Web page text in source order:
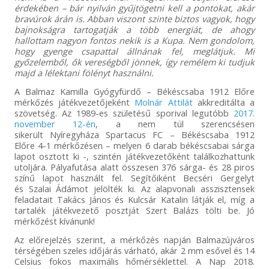
érdekében – bár nyilván gyűjtögetni kell a pontokat, akár
bravúrok árán is. Abban viszont szinte biztos vagyok, hogy
bajnokságra tartogatják a több energiát, de ahogy
hallottam nagyon fontos nekik is a Kupa. Nem gondolom,
hogy gyenge csapattal állnának fel, meglátjuk. Mi
győzelemből, ők vereségből jönnek, így remélem ki tudjuk
majd a lélektani fölényt használni.
A Balmaz Kamilla Gyógyfürdő – Békéscsaba 1912 Előre
mérkőzés játékvezetőjeként Molnár Attilátakkreditálta a
szövetség. Az 1989-es születésű sporival legutóbb 2017.
november 12-én, a nem túl szerencsésen
sikerült Nyíregyháza Spartacus FC – Békéscsaba 1912
Előre 4-1 mérkőzésen – melyen 6 darab békéscsabai sárga
lapot osztott ki -, szintén játékvezetőként találkozhattunk
utoljára. Pályafutása alatt összesen 376 sárga- és 28 piros
színű lapot használt fel. Segítőiként Becséri Gergelyt
és Szalai Ádámot jelölték ki. Az alapvonali asszisztensek
feladatait Takács János és Kulcsár Katalin látják el, míg a
tartalék játékvezető posztját Szert Balázs tölti be. Jó
mérkőzést kívánunk!
Az előrejelzés szerint, a mérkőzés napján Balmazújváros
térségében szeles időjárás várható, akár 2 mm esővel és 14
Celsius fokos maximális hőmérséklettel. A Nap 2018.